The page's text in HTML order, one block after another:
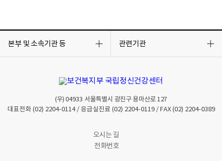
본부 및 소속기관 등
기
관련기관
기
(우)04933 서울특별시 광진구 용마산로 127
대표전화 (02) 2204-0114/ 응급실진료 (02) 2204-0119/ FAX (02) 2204-0389
오시는 길
전화번호